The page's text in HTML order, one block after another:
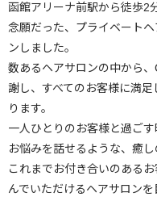
函館アリーナ前駅から徒歩2
念願だった、プライベート
ンしました。
数あるヘアサロンの中から
謝し、すべてのお客様に満
ります。
一人ひとりのお客様と過ご
お悩みを話せるような、癒
これまでお付き合いのある
んでいただけるヘアサロンを